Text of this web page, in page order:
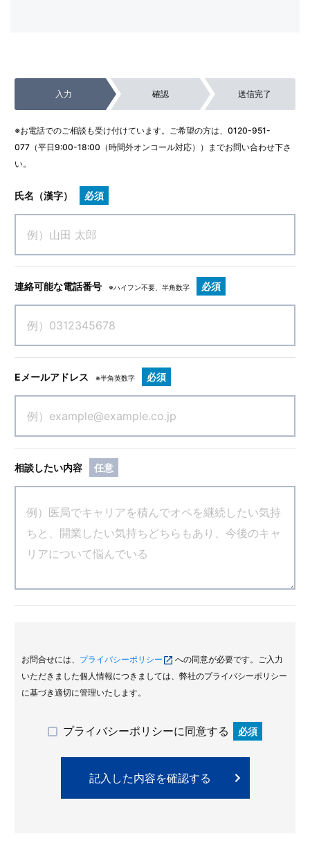
入力 確認 送信完了
※お電話でのご相談も受け付けています。ご希望の方は、 0120-951-
077 （平日9:00-18:00（時間外オンコール対応））までお問い合わせ下さ
い。
氏名（漢字） 必須
連絡可能な電話番号 ※ハイフン不要、半角数字 必須
Eメールアドレス ※半角英数字 必須
相談したい内容 任意
お問合せには、 プライバシーポリシー
への同意が必要です。ご入力
いただきました個人情報につきましては、弊社のプライバシーポリシー
に基づき適切に管理いたします。
プライバシーポリシーに同意する 必須